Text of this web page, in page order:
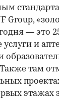
Group,
— это
и
там
этажах